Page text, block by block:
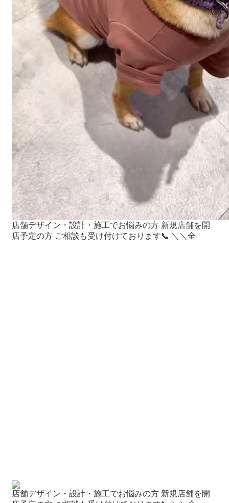
店舗デザイン・設計・施工でお悩みの方 新規店舗を開
店予定の方 ご相談も受け付けております📞 ＼＼全
店舗デザイン・設計・施工でお悩みの方 新規店舗を開